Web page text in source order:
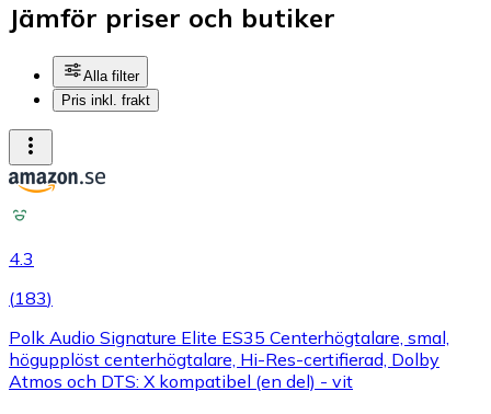
Jämför priser och butiker
Alla filter
Pris inkl. frakt
4.3
(183)
Polk Audio Signature Elite ES35 Centerhögtalare, smal,
högupplöst centerhögtalare, Hi-Res-certifierad, Dolby
Atmos och DTS: X kompatibel (en del) - vit